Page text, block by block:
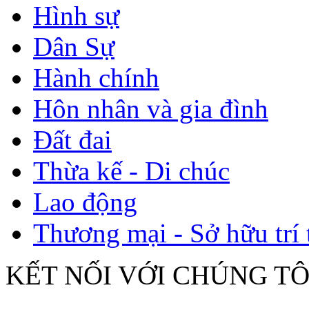
Hình sự
Dân Sự
Hành chính
Hôn nhân và gia đình
Đất đai
Thừa kế - Di chúc
Lao động
Thương mại - Sở hữu trí
KẾT NỐI VỚI CHÚNG